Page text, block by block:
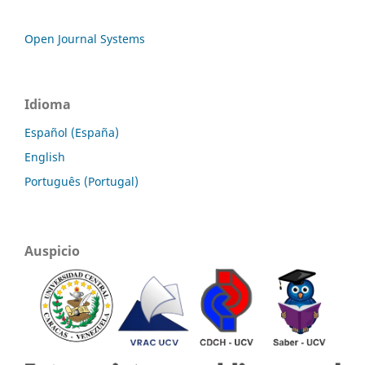
Open Journal Systems
Idioma
Español (España)
English
Português (Portugal)
Auspicio